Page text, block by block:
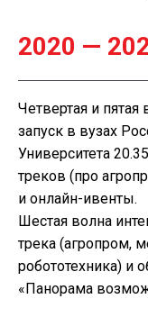
2020 —
Четвертая и
запуск в вузах
Университета
треков (про
и онлайн-ивенты.
Шестая волна
трека (агропром,
робототехника) и
«Панорама